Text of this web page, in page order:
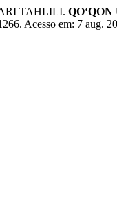
TAHLILI.
Acesso em: 7 aug.